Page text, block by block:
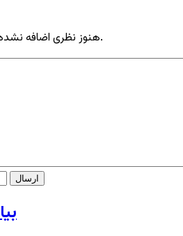
هنوز نظری اضافه نشده است. شما اولین نظر را بدهید.